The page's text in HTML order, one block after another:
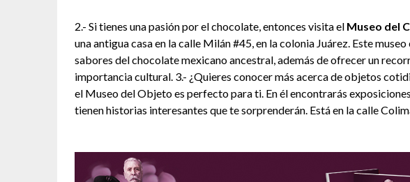
2.- Si tienes una pasión por el chocolate, entonces visita el Museo del
una antigua casa en la calle Milán #45, en la colonia Juárez. Este
sabores del chocolate mexicano ancestral, además de ofrecer un
importancia cultural. 3.- ¿Quieres conocer más acerca de objetos
el Museo del Objeto es perfecto para ti. En él encontrarás
tienen historias interesantes que te sorprenderán. Está en la calle